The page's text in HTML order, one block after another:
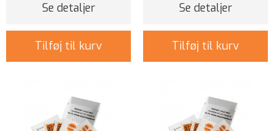
Se detaljer
Tilføj til kurv
Se detaljer
Tilføj til kurv